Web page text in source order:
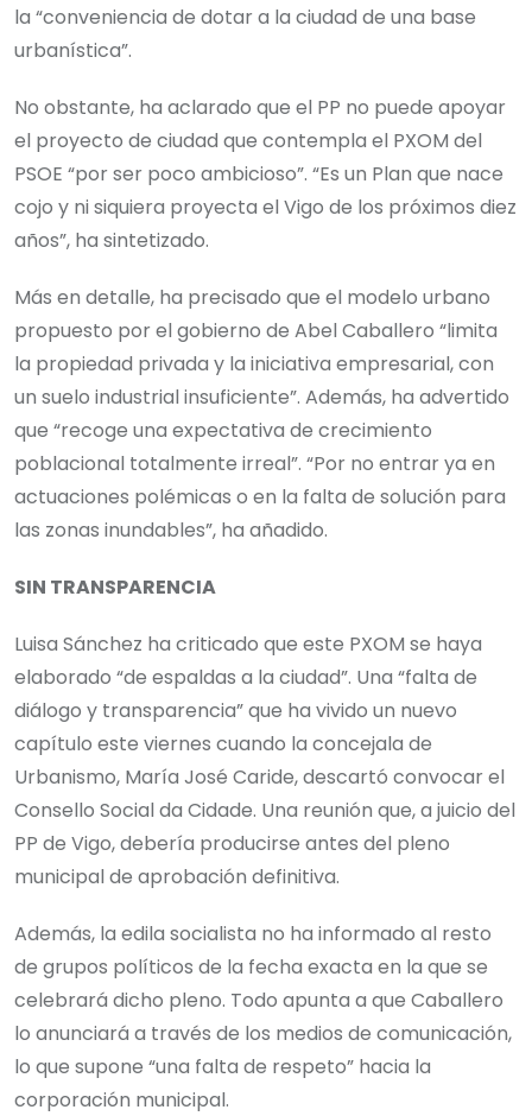
la “conveniencia de dotar a la ciudad de una base
urbanística”.
No obstante, ha aclarado que el PP no puede apoyar
el proyecto de ciudad que contempla el PXOM del
PSOE “por ser poco ambicioso”. “Es un Plan que nace
cojo y ni siquiera proyecta el Vigo de los próximos diez
años”, ha sintetizado.
Más en detalle, ha precisado que el modelo urbano
propuesto por el gobierno de Abel Caballero “limita
la propiedad privada y la iniciativa empresarial, con
un suelo industrial insuficiente”. Además, ha advertido
que “recoge una expectativa de crecimiento
poblacional totalmente irreal”. “Por no entrar ya en
actuaciones polémicas o en la falta de solución para
las zonas inundables”, ha añadido.
SIN TRANSPARENCIA
Luisa Sánchez ha criticado que este PXOM se haya
elaborado “de espaldas a la ciudad”. Una “falta de
diálogo y transparencia” que ha vivido un nuevo
capítulo este viernes cuando la concejala de
Urbanismo, María José Caride, descartó convocar el
Consello Social da Cidade. Una reunión que, a juicio del
PP de Vigo, debería producirse antes del pleno
municipal de aprobación definitiva.
Además, la edila socialista no ha informado al resto
de grupos políticos de la fecha exacta en la que se
celebrará dicho pleno. Todo apunta a que Caballero
lo anunciará a través de los medios de comunicación,
lo que supone “una falta de respeto” hacia la
corporación municipal.